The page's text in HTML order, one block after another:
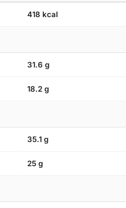
418 kcal
31.6 g
18.2 g
35.1 g
25 g